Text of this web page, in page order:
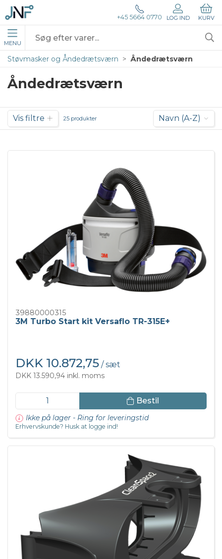
+45 5664 0770 LOG IND KURV
MENU
Støvmasker og Åndedrætsværn Åndedrætsværn
Åndedrætsværn
Vis filtre 25 produkter Navn (A-Z)
39880000315
3M Turbo Start kit Versaflo TR-315E+
DKK 10.872,75 / sæt
DKK 13.590,94 inkl. moms
Bestil
Ikke på lager - Ring for leveringstid
Erhvervskunde? Husk at logge ind!